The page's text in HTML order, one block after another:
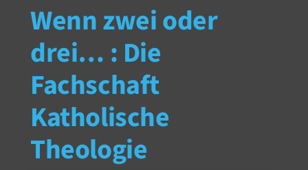
Wenn zwei oder
drei… : Die
Fachschaft
Katholische
Theologie